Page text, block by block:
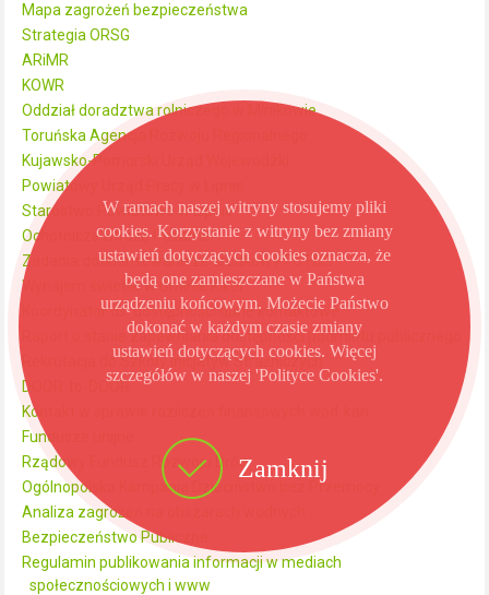
Mapa zagrożeń bezpieczeństwa
Strategia ORSG
ARiMR
KOWR
Oddział doradztwa rolniczego w Minikowie
Toruńska Agencja Rozwoju Regionalnego
Kujawsko-Pomorski Urząd Wojewódzki
Powiatowy Urząd Pracy w Lipnie
Starostwo Powiatowe w Lipnie
Ochotnicze Straże Pożarne
Zadania dofinansowane ze środków PFC FDS
Wynajem świetlic w Gminie Kikół
Koordynator ds. dostępności dane kontaktowe
Raport o stanie zapewniania dostępności podmiotu publicznego
Rekrutacja do Szkoły Inicjatyw Strażniczych
DOOR-to-DOOR
Kontakt w sprawie rozliczeń finansowych wod-kan
Fundusze unijne
Rządowy Fundusz Rozwoju Dróg
Ogólnopolska Kampania Dzieciństwo bez Przemocy
Analiza zagrożeń na obszarach wodnych
Bezpieczeństwo Publiczne
Regulamin publikowania informacji w mediach
społecznościowych i www
Zamknij
W ramach naszej witryny stosujemy pliki
cookies. Korzystanie z witryny bez zmiany
ustawień dotyczących cookies oznacza, że
będą one zamieszczane w Państwa
urządzeniu końcowym. Możecie Państwo
dokonać w każdym czasie zmiany
ustawień dotyczących cookies. Więcej
szczegółów w naszej 'Polityce Cookies'.